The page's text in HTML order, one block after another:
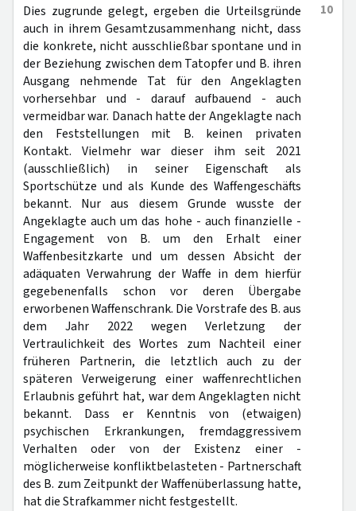
10
Dies zugrunde gelegt, ergeben die Urteilsgründe
auch in ihrem Gesamtzusammenhang nicht, dass
die konkrete, nicht ausschließbar spontane und in
der Beziehung zwischen dem Tatopfer und B. ihren
Ausgang nehmende Tat für den Angeklagten
vorhersehbar und - darauf aufbauend - auch
vermeidbar war. Danach hatte der Angeklagte nach
den Feststellungen mit B. keinen privaten
Kontakt. Vielmehr war dieser ihm seit 2021
(ausschließlich) in seiner Eigenschaft als
Sportschütze und als Kunde des Waffengeschäfts
bekannt. Nur aus diesem Grunde wusste der
Angeklagte auch um das hohe - auch finanzielle -
Engagement von B. um den Erhalt einer
Waffenbesitzkarte und um dessen Absicht der
adäquaten Verwahrung der Waffe in dem hierfür
gegebenenfalls schon vor deren Übergabe
erworbenen Waffenschrank. Die Vorstrafe des B. aus
dem Jahr 2022 wegen Verletzung der
Vertraulichkeit des Wortes zum Nachteil einer
früheren Partnerin, die letztlich auch zu der
späteren Verweigerung einer waffenrechtlichen
Erlaubnis geführt hat, war dem Angeklagten nicht
bekannt. Dass er Kenntnis von (etwaigen)
psychischen Erkrankungen, fremdaggressivem
Verhalten oder von der Existenz einer -
möglicherweise konfliktbelasteten - Partnerschaft
des B. zum Zeitpunkt der Waffenüberlassung hatte,
hat die Strafkammer nicht festgestellt.